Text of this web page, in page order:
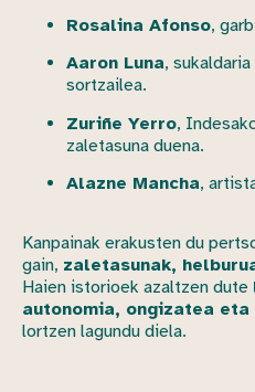
Rosalina Afonso,
Aaron Luna,
sortzailea.
Zuriñe Yerro,
zaletasuna duena.
Alazne Mancha,
Kanpainak erakusten du
gain, zaletasunak,
Haien istorioek azaltzen dute
autonomia, ongizatea
lortzen lagundu diela.